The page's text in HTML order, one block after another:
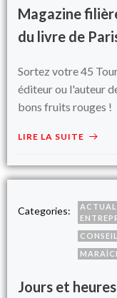
Magazine
du livre de
Sortez votre 45
éditeur ou l'auteur
bons fruits rouges !
LIRE LA SUITE
Categories:
Jours et